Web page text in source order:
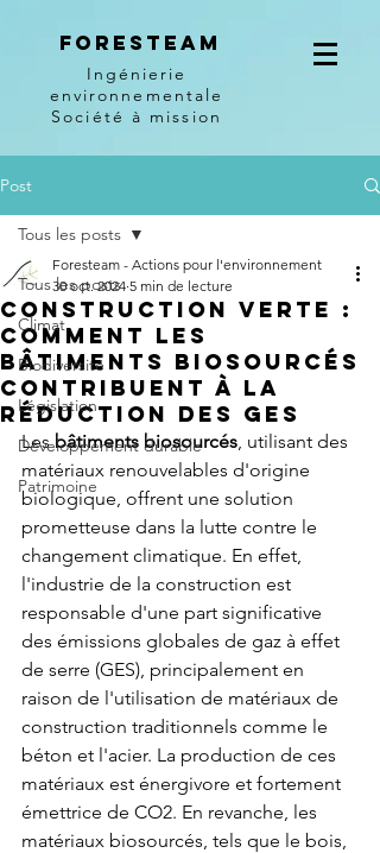
Foresteam
Ingénierie
environnementale
Société à mission
Post
Tous les posts
Climat
Biodiversité
Législation
Développement durable
Patrimoine
Tous les posts
Construction verte :
Comment les
bâtiments biosourcés
contribuent à la
réduction des GES
Foresteam - Actions pour l'environnement
30 oct. 2024 5 min de lecture
Les bâtiments biosourcés, utilisant des
matériaux renouvelables d'origine
biologique, offrent une solution
prometteuse dans la lutte contre le
changement climatique. En effet,
l'industrie de la construction est
responsable d'une part significative
des émissions globales de gaz à effet
de serre (GES), principalement en
raison de l'utilisation de matériaux de
construction traditionnels comme le
béton et l'acier. La production de ces
matériaux est énergivore et fortement
émettrice de CO2. En revanche, les
matériaux biosourcés, tels que le bois,